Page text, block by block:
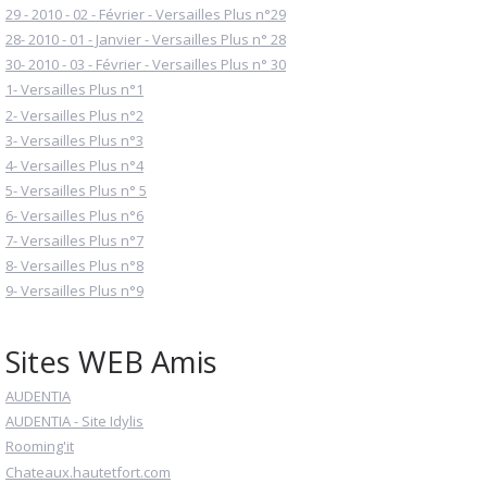
29 - 2010 - 02 - Février - Versailles Plus n°29
28- 2010 - 01 - Janvier - Versailles Plus n° 28
30- 2010 - 03 - Février - Versailles Plus n° 30
1- Versailles Plus n°1
2- Versailles Plus n°2
3- Versailles Plus n°3
4- Versailles Plus n°4
5- Versailles Plus n° 5
6- Versailles Plus n°6
7- Versailles Plus n°7
8- Versailles Plus n°8
9- Versailles Plus n°9
Sites WEB Amis
AUDENTIA
AUDENTIA - Site Idylis
Rooming'it
Chateaux.hautetfort.com